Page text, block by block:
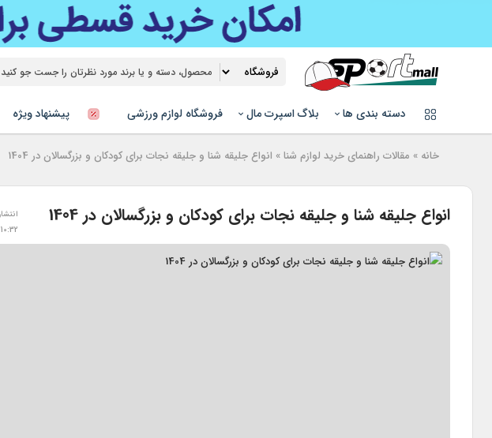
دسته بندی ها بلاگ اسپرت مال فروشگاه لوازم ورزشی پیشنهاد ویژه
خانه » مقالات راهنمای خرید لوازم شنا» انواع جلیقه شنا و جلیقه نجات برای کودکان و بزرگسالان در 1404
انواع جلیقه شنا و جلیقه نجات برای کودکان و بزرگسالان در 1404
10:32